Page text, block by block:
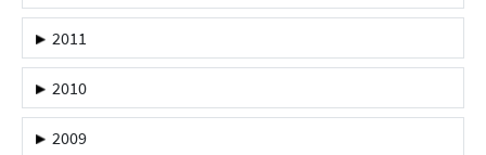
2011
2010
2009